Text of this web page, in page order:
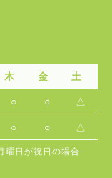
木 金
土
○ ○
△
○ ○ △
日が祝日の場合-